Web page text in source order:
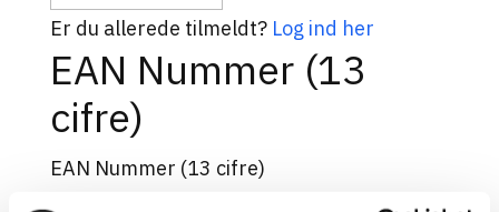
Er du allerede tilmeldt? Log ind her
EAN Nummer (13
cifre)
EAN Nummer (13 cifre)